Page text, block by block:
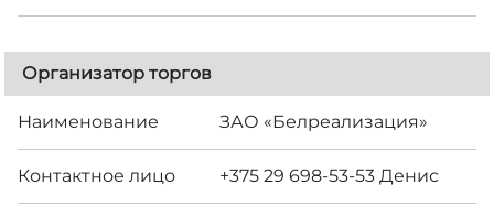
Организатор торгов
Наименование ЗАО «Белреализация»
Контактное лицо +375 29 698-53-53 Денис